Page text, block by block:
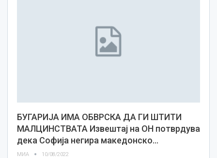
БУГАРИЈА ИМА ОБВРСКА ДА ГИ ШТИТИ
МАЛЦИНСТВАТА Извештај на ОН потврдува
дека Софија негира македонско…
МИА 10/08/2022